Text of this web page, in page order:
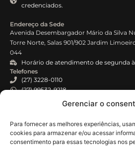
Gerenciar o
Para fornecer as melhores experiências,
cookies para armazenar e/ou acessar
consentimento para essas tecnologias nos
credenciados.
Endereço da Sede
Avenida Desembargador Mário da Silva
Torre Norte, Salas 901/902 Jardim
044
Horário de atendimento de segunda à
Telefones
(27) 3228-0110
(27) 99532-9218
atendimento@scaramussa.adv.br
Certificações e Compromissos
ISO 37301 – Sistema de Gestão de
ISO 27001 – Segurança da